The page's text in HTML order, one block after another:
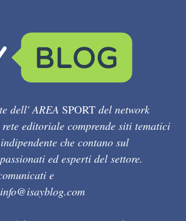
dell' AREA SPORT del network
editoriale comprende siti tematici
che contano sul
ed esperti del settore.
e
info@isayblog.com